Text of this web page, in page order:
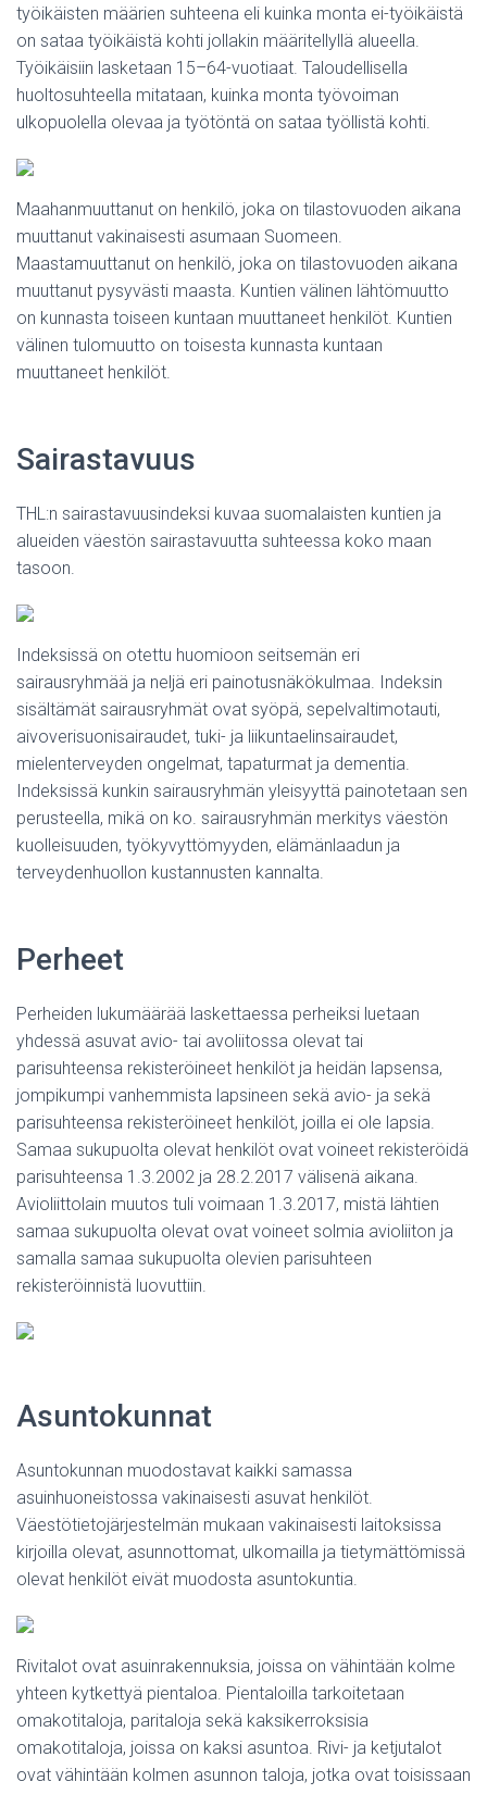
työikäisten määrien suhteena eli kuinka monta ei-työikäistä
on sataa työikäistä kohti jollakin määritellyllä alueella.
Työikäisiin lasketaan 15–64-vuotiaat. Taloudellisella
huoltosuhteella mitataan, kuinka monta työvoiman
ulkopuolella olevaa ja työtöntä on sataa työllistä kohti.
Maahanmuuttanut on henkilö, joka on tilastovuoden aikana
muuttanut vakinaisesti asumaan Suomeen.
Maastamuuttanut on henkilö, joka on tilastovuoden aikana
muuttanut pysyvästi maasta. Kuntien välinen lähtömuutto
on kunnasta toiseen kuntaan muuttaneet henkilöt. Kuntien
välinen tulomuutto on toisesta kunnasta kuntaan
muuttaneet henkilöt.
Sairastavuus
THL:n sairastavuusindeksi kuvaa suomalaisten kuntien ja
alueiden väestön sairastavuutta suhteessa koko maan
tasoon.
Indeksissä on otettu huomioon seitsemän eri
sairausryhmää ja neljä eri painotusnäkökulmaa. Indeksin
sisältämät sairausryhmät ovat syöpä, sepelvaltimotauti,
aivoverisuonisairaudet, tuki- ja liikuntaelinsairaudet,
mielenterveyden ongelmat, tapaturmat ja dementia.
Indeksissä kunkin sairausryhmän yleisyyttä painotetaan sen
perusteella, mikä on ko. sairausryhmän merkitys väestön
kuolleisuuden, työkyvyttömyyden, elämänlaadun ja
terveydenhuollon kustannusten kannalta.
Perheet
Perheiden lukumäärää laskettaessa perheiksi luetaan
yhdessä asuvat avio- tai avoliitossa olevat tai
parisuhteensa rekisteröineet henkilöt ja heidän lapsensa,
jompikumpi vanhemmista lapsineen sekä avio- ja sekä
parisuhteensa rekisteröineet henkilöt, joilla ei ole lapsia.
Samaa sukupuolta olevat henkilöt ovat voineet rekisteröidä
parisuhteensa 1.3.2002 ja 28.2.2017 välisenä aikana.
Avioliittolain muutos tuli voimaan 1.3.2017, mistä lähtien
samaa sukupuolta olevat ovat voineet solmia avioliiton ja
samalla samaa sukupuolta olevien parisuhteen
rekisteröinnistä luovuttiin.
Asuntokunnat
Asuntokunnan muodostavat kaikki samassa
asuinhuoneistossa vakinaisesti asuvat henkilöt.
Väestötietojärjestelmän mukaan vakinaisesti laitoksissa
kirjoilla olevat, asunnottomat, ulkomailla ja tietymättömissä
olevat henkilöt eivät muodosta asuntokuntia.
Rivitalot ovat asuinrakennuksia, joissa on vähintään kolme
yhteen kytkettyä pientaloa. Pientaloilla tarkoitetaan
omakotitaloja, paritaloja sekä kaksikerroksisia
omakotitaloja, joissa on kaksi asuntoa. Rivi- ja ketjutalot
ovat vähintään kolmen asunnon taloja, jotka ovat toisissaan